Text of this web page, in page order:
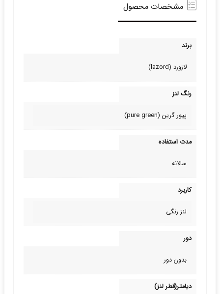
مشخصات محصول
برند
لازورد (lazord)
رنگ لنز
پیور گرین (pure green)
مدت استفاده
سالانه
کاربرد
لنز رنگی
دور
بدون دور
دیامتر(قطر لنز)